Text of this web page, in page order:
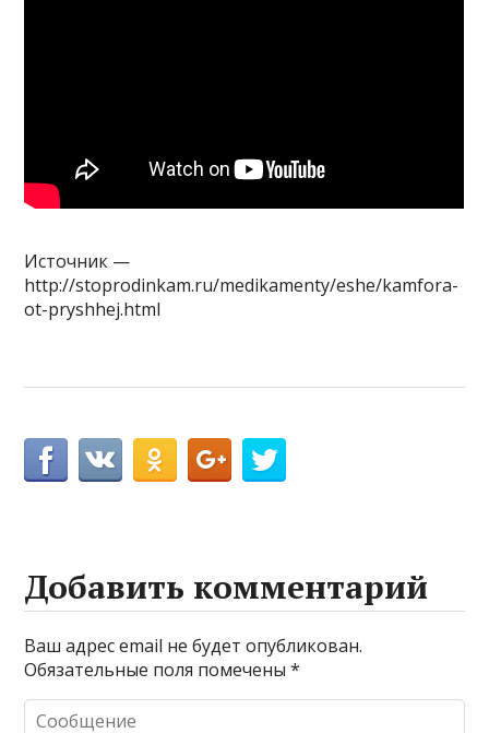
Источник —
http://stoprodinkam.ru/medikamenty/eshe/kamfora-
ot-pryshhej.html
Добавить комментарий
Ваш адрес email не будет опубликован.
Обязательные поля помечены*